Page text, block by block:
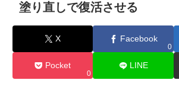
塗り直しで復活させる
X Facebook
0
Pocket
0
LINE